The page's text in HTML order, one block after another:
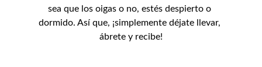
sea que los oigas o no, estés despierto o
dormido. Así que, ¡simplemente déjate llevar,
ábrete y recibe!